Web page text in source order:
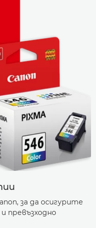
за да осигурите
превъзходно